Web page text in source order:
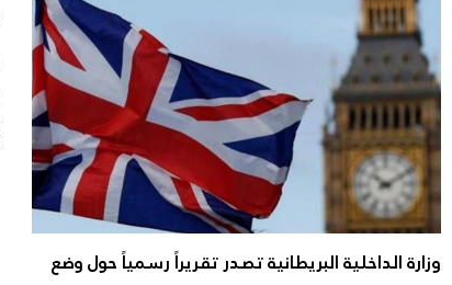
وزارة الداخلية البريطانية تصدر تقريراً رسمياً حول وضع